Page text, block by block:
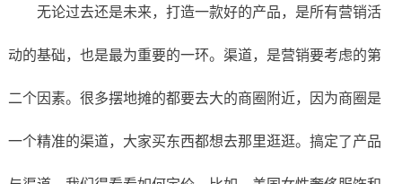
无论过去还是未来，打造一款好的产品，是所有营销活
动的基础，也是最为重要的一环。渠道，是营销要考虑的第
二个因素。很多摆地摊的都要去大的商圈附近，因为商圈是
一个精准的渠道，大家买东西都想去那里逛逛。搞定了产品